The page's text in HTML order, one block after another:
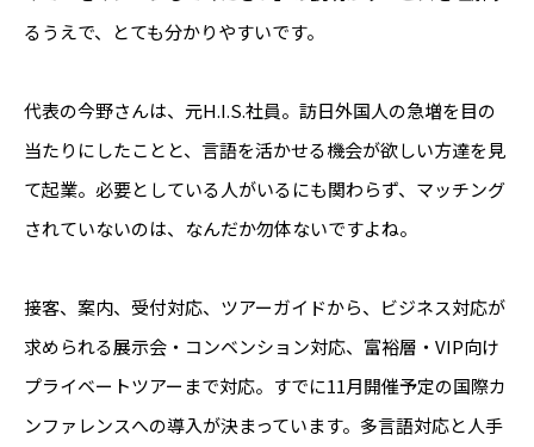
るうえで、とても分かりやすいです。
代表の今野さんは、元H.I.S.社員。訪日外国人の急増を目の
当たりにしたことと、言語を活かせる機会が欲しい方達を見
て起業。必要としている人がいるにも関わらず、マッチング
されていないのは、なんだか勿体ないですよね。
接客、案内、受付対応、ツアーガイドから、ビジネス対応が
求められる展示会・コンベンション対応、富裕層・VIP向け
プライベートツアーまで対応。すでに11月開催予定の国際カ
ンファレンスへの導入が決まっています。多言語対応と人手